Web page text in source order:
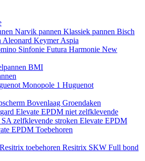
Narvik pannen Klassiek pannen Bisch
Aleonard KeymerAspia
Sinfonie Futura Harmonie New
BMI
Monopole 1 Huguenot
Bovenlaag Groendaken
Elevate EPDM niet zelfklevende
zelfklevende stroken Elevate EPDM
EPDM Toebehoren
Resitrix toebehoren Resitrix SKW Full bond